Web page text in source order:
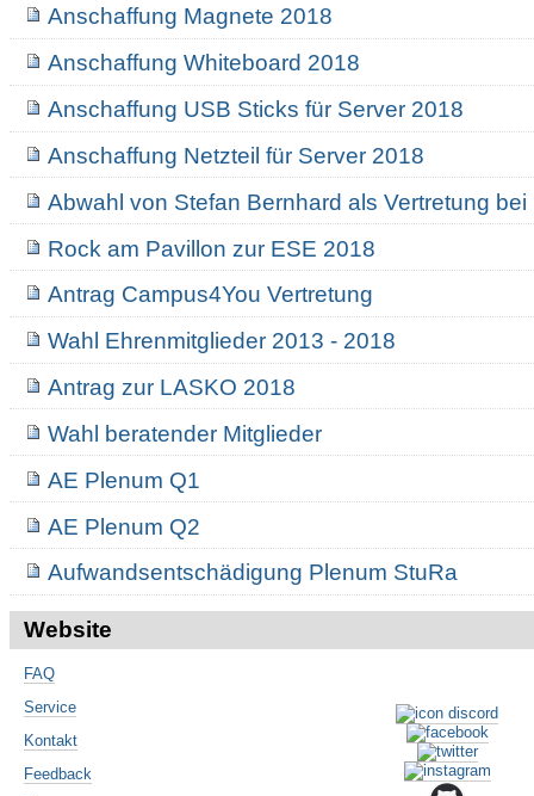
Anschaffung Magnete 2018
Anschaffung Whiteboard 2018
Anschaffung USB Sticks für Server 2018
Anschaffung Netzteil für Server 2018
Abwahl von Stefan Bernhard als Vertretung
Rock am Pavillon zur ESE 2018
Antrag Campus4You Vertretung
Wahl Ehrenmitglieder 2013 - 2018
Antrag zur LASKO 2018
Wahl beratender Mitglieder
AE Plenum Q1
AE Plenum Q2
Aufwandsentschädigung Plenum StuRa
Website
FAQ
Service
Kontakt
Feedback